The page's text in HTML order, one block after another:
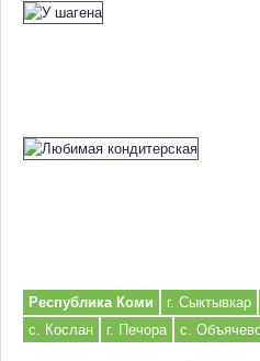
Республика Коми г. Сыктывкар
с. Кослан
г. Печора с.